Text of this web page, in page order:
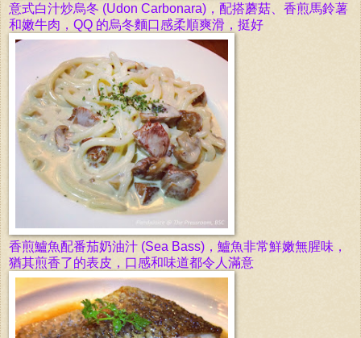
意式白汁炒烏冬 (Udon Carbonara) ，配搭蘑菇、香煎馬鈴薯
和嫩牛肉， QQ 的烏冬麵口感柔順爽滑，挺好
香煎鱸魚配番茄奶油汁 (Sea Bass)， 鱸魚非常鮮嫩無腥味，
猶其煎香了的表皮，口感和味道都令人滿意